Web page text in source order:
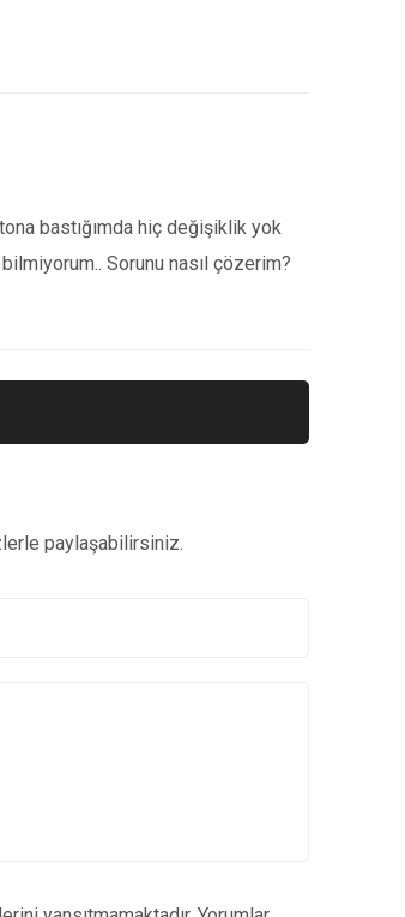
bastığımda hiç değişiklik yok
Sorunu nasıl çözerim?
paylaşabilirsiniz.